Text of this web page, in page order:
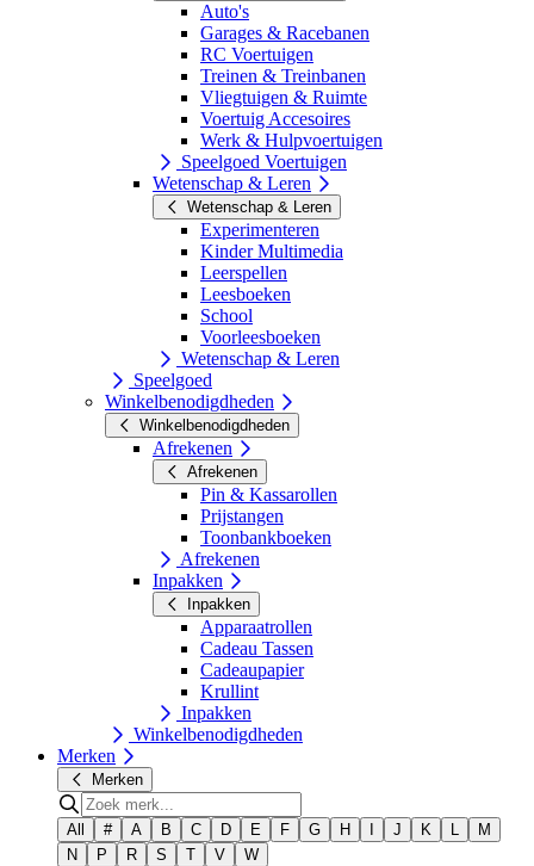
Auto's
Garages & Racebanen
RC Voertuigen
Treinen & Treinbanen
Vliegtuigen & Ruimte
Voertuig Accesoires
Werk & Hulpvoertuigen
Speelgoed Voertuigen
Wetenschap & Leren
Wetenschap & Leren
Experimenteren
Kinder Multimedia
Leerspellen
Leesboeken
School
Voorleesboeken
Wetenschap & Leren
Speelgoed
Winkelbenodigdheden
Winkelbenodigdheden
Afrekenen
Afrekenen
Pin & Kassarollen
Prijstangen
Toonbankboeken
Afrekenen
Inpakken
Inpakken
Apparaatrollen
Cadeau Tassen
Cadeaupapier
Krullint
Inpakken
Winkelbenodigdheden
Merken
Merken
All # A B C D E F G H J K L
M
N
P R S T V W